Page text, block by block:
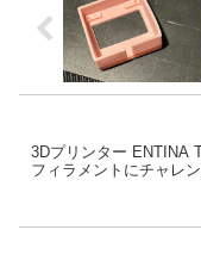
3Dプリンター ENTINA
フィラメントにチャレ